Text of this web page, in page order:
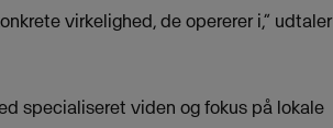
virkelighed, de opererer i,” udtaler
specialiseret viden og fokus på lokale